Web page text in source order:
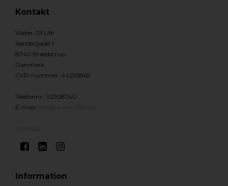
Kontakt
Water Of Life
Søndergade 1
8740 Brædstrup
Danmark
CVR-nummer: 44295865
Telefonnr. : 92928740
E-mail: Info@wateroflife.dk
Sitemap
Information